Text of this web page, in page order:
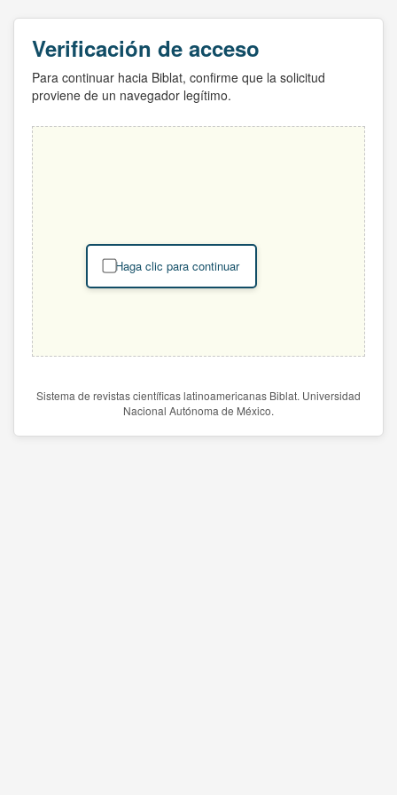
Verificación de acceso
Para continuar hacia Biblat, confirme que la solicitud
proviene de un navegador legítimo.
Haga clic para continuar
Sistema de revistas científicas latinoamericanas Biblat. Universidad
Nacional Autónoma de México.